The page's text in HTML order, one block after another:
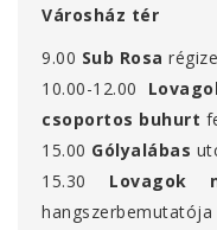
Városház tér
9.00 Sub Rosa
10.00-12.00
csoportos buhurt
15.00 Gólyalábas
15.30
Lovagok
hangszerbemutatója